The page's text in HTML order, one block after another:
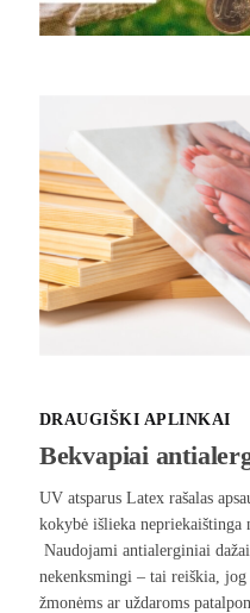
DRAUGIŠKI APLINKAI
Bekvapiai
UV atsparus Latex rašalas
kokybė išlieka nepriekaištinga
Naudojami antialerginiai
nekenksmingi – tai reiškia,
žmonėms ar uždaroms